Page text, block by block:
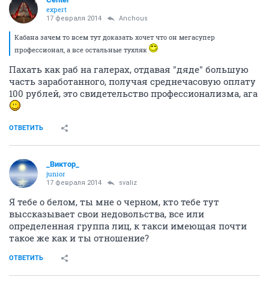
expert
17 февраля 2014 Anchous
Кабана зачем то всем тут доказать хочет что он мегасупер
профессионал, а все остальные тухляк
Пахать как раб на галерах, отдавая "дяде" большую
часть заработанного, получая среднечасовую оплату
100 рублей, это свидетельство профессионализма, ага
ОТВЕТИТЬ
_Виктор_
juniоr
17 февраля 2014 svaliz
Я тебе о белом, ты мне о черном, кто тебе тут
выссказывает свои недовольства, все или
определенная группа лиц, к такси имеющая почти
такое же как и ты отношение?
ОТВЕТИТЬ